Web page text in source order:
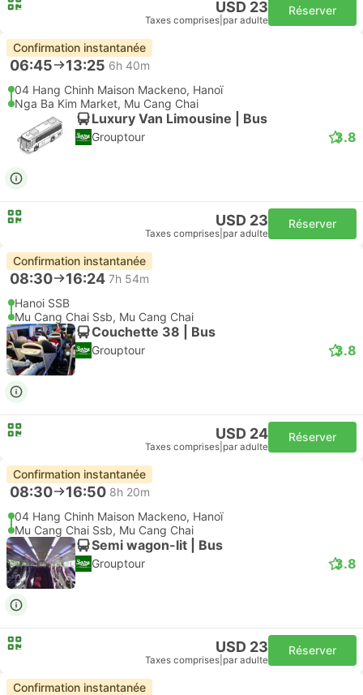
USD 23
Taxes comprises par adulte
Réserver
Confirmation instantanée
06:45 13:25 6h 40m
04 Hang Chinh Maison Mackeno, Hanoï
Nga Ba Kim Market, Mu Cang Chai
Luxury Van Limousine | Bus
Grouptour 3.8
USD 23
Taxes comprises par adulte
Réserver
Confirmation instantanée
08:30 16:24 7h 54m
Hanoi SSB
Mu Cang Chai Ssb, Mu Cang Chai
Couchette 38 | Bus
Grouptour 3.8
USD 24
Taxes comprises par adulte
Réserver
Confirmation instantanée
08:30 16:50 8h 20m
04 Hang Chinh Maison Mackeno, Hanoï
Mu Cang Chai Ssb, Mu Cang Chai
Semi wagon-lit | Bus
Grouptour 3.8
USD 23
Taxes comprises par adulte
Réserver
Confirmation instantanée